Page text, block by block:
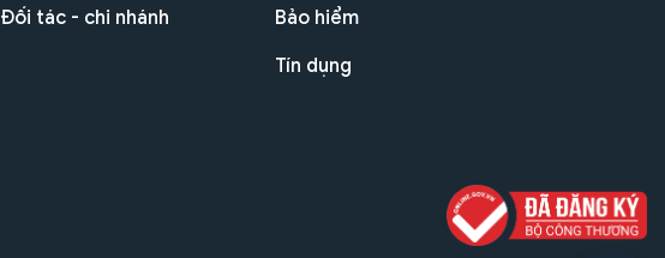
Đối tác - chi nhánh
Bảo hiểm
Tín dụng